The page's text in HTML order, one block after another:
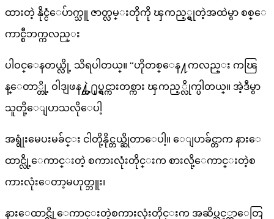
ထားတဲ့ နိုင္ငံေပ်ာက္သူ ဇာတ္လမ္းတိုကို ၾကည့္ရွုတဲ့အထဲမွာ စစ္ေ
ကာင္စီဘက္ကလည္း
ပါဝင္ေနတယ္လို့ သိရပါတယ္။ “ဟိုတစ္ေန႔ကလည္း ကၽြ
န္ေတာ္တို့ ဝါဒျဖန႔္တဲ့႐ုပ္ရွင္ကားတစ္ကား ၾကည့္လိုက္ပါတယ္။ အဲ့ဒီမွာ
သူတို့ေျပာသလိုေပါ့
အရွုံးမေပးမခ်င္း ငါတို့နိုင္တယ္ဆိုတာေပါ့။ ေျပာခ်င္တာက နားေ
ထာင္လို့ေကာင္းတဲ့ စကားလုံးတိုင္းက စားလို့ေကာင္းတဲ့စ
ကားလုံးေတာ့မဟုတ္ဘူး၊
နားေထာင္လို့ေကာင္းတဲ့စကားလုံးတိုင္းက အဆိပ္သင့္တာေတြ